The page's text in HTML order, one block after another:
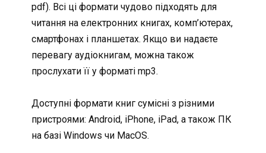
pdf). Всі ці формати чудово підходять для
читання на електронних книгах, комп’ютерах,
смартфонах і планшетах. Якщо ви надаєте
перевагу аудіокнигам, можна також
прослухати її у форматі mp3.
Доступні формати книг сумісні з різними
пристроями: Android, iPhone, iPad, а також ПК
на базі Windows чи MacOS.